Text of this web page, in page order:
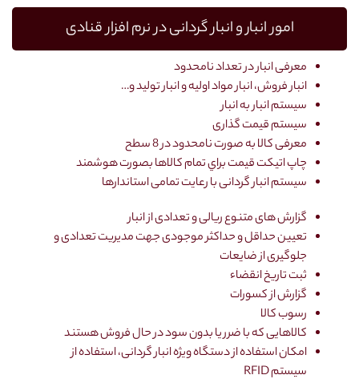
امور انبار و انبار گردانی در نرم افزار قنادی
معرفی انبار در تعداد نامحدود
انبار فروش، انبار مواد اولیه و انبار تولید و…
سیستم انبار به انبار
سیستم قیمت گذاری
معرفی كالا به صورت نامحدود در 8 سطح
چاپ اتيكت قيمت براي تمام كالاها بصورت هوشمند
سیستم انبار گردانی با رعایت تمامی استاندارها
گزارش های متنوع ریالی و تعدادی از انبار
تعیین حداقل و حداکثر موجودی جهت مدیریت تعدادی و
جلوگیری از ضایعات
ثبت تاریخ انقضاء
گزارش از کسورات
رسوب کالا
کالاهایی که با ضرر یا بدون سود در حال فروش هستند
امکان استفاده از دستگاه ویژه انبار گردانی، استفاده از
سیستم RFID